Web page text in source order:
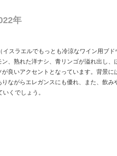
年
スラエルでもっとも冷涼なワイン用ブド
、熟れた洋ナシ、青リンゴが溢れ出し、
良いアクセントとなっています。背景に
ながらエレガンスにも優れ、また、飲み
くでしょう。